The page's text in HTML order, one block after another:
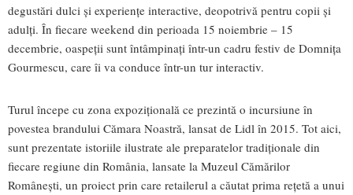
degustări dulci și experiențe interactive, deopotrivă pentru copii și
adulți. În fiecare weekend din perioada 15 noiembrie – 15
decembrie, oaspeții sunt întâmpinați într-un cadru festiv de Domnița
Gourmescu, care îi va conduce într-un tur interactiv.
Turul începe cu zona expozițională ce prezintă o incursiune în
povestea brandului Cămara Noastră, lansat de Lidl în 2015. Tot aici,
sunt prezentate istoriile ilustrate ale preparatelor tradiționale din
fiecare regiune din România, lansate la Muzeul Cămărilor
Românești, un proiect prin care retailerul a căutat prima rețetă a unui